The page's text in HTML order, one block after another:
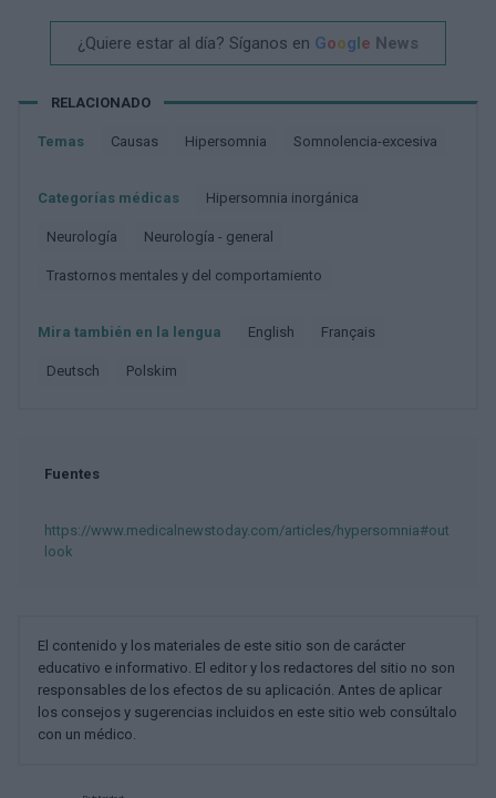
¿Quiere estar al día? Síganos en Google News
RELACIONADO
Temas Causas Hipersomnia Somnolencia-excesiva
Categorías médicas Hipersomnia inorgánica
Neurología Neurología - general
Trastornos mentales y del comportamiento
Mira también en la lengua english français
deutsch polskim
Fuentes
https://www.medicalnewstoday.com/articles/hypersomnia#out
look
El contenido y los materiales de este sitio son de carácter
educativo e informativo. El editor y los redactores del sitio no son
responsables de los efectos de su aplicación. Antes de aplicar
los consejos y sugerencias incluidos en este sitio web consúltalo
con un médico.